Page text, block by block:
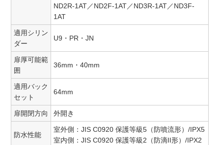
ND2R-1AT／ND2F-1AT／ND3R-1AT／ND3F-
1AT
適用シリン
ダー
U9・PR・JN
扉厚可能範
囲
36mm・40mm
適用バック
セット
64mm
扉開閉方向 外開き
防水性能
室外側：JIS C0920 保護等級5（防噴流形）/IPX5
室内側：JIS C0920 保護等級2（防滴II形）/IPX2